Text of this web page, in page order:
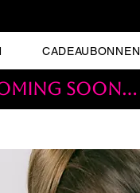
CADEAUBONNEN
coming soon...